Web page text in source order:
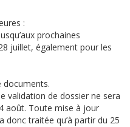
:
prochaines
juillet, également pour les
documents.
validation de dossier ne sera
août. Toute mise à jour
donc traitée qu’à partir du 25